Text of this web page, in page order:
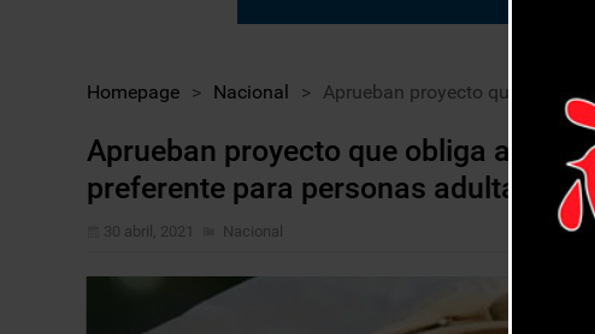
Homepage > Nacional > Aprueban proyecto que obliga
Aprueban proyecto que obliga al
preferente para personas adultas
30 abril, 2021 Nacional